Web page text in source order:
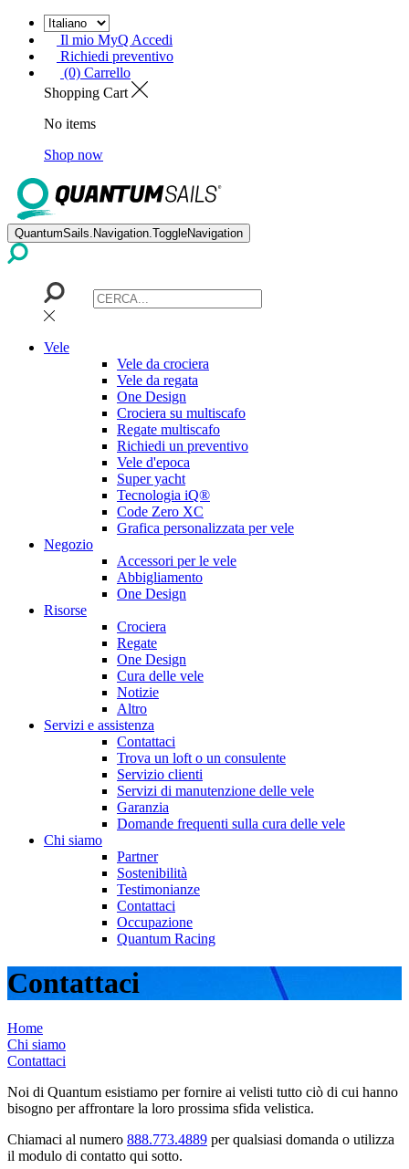
Il mio MyQ Accedi
Richiedi preventivo
(0) Carrello
Shopping Cart
No items
Shop now
QuantumSails.Navigation.ToggleNavigation
Vele
Vele da crociera
Vele da regata
One Design
Crociera su multiscafo
Regate multiscafo
Richiedi un preventivo
Vele d'epoca
Super yacht
Tecnologia iQ®
Code Zero XC
Grafica personalizzata per vele
Negozio
Accessori per le vele
Abbigliamento
One Design
Risorse
Crociera
Regate
One Design
Cura delle vele
Notizie
Altro
Servizi e assistenza
Contattaci
Trova un loft o un consulente
Servizio clienti
Servizi di manutenzione delle vele
Garanzia
Domande frequenti sulla cura delle vele
Chi siamo
Partner
Sostenibilità
Testimonianze
Contattaci
Occupazione
Quantum Racing
Contattaci
Home
Chi siamo
Contattaci
Noi di Quantum esistiamo per fornire ai velisti tutto ciò di cui hanno
bisogno per affrontare la loro prossima sfida velistica.
Chiamaci al numero 888.773.4889 per qualsiasi domanda o utilizza
il modulo di contatto qui sotto.